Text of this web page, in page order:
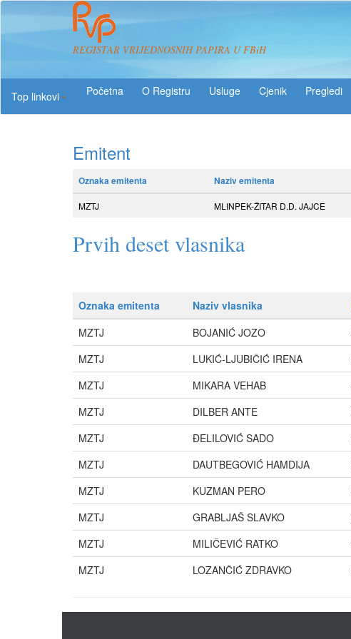
REGISTAR VRIJEDNOSNIH PAPIRA U FBiH
Top linkovi
O Registru Usluge Pregledi
Emitent
Oznaka emitenta Naziv emitenta
MZTJ MLINPEK-ŽITAR D.D. JAJCE
Prvih deset vlasnika
Oznaka emitenta Naziv vlasnika
MZTJ
BOJANIĆ JOZO
MZTJ
LUKIĆ-LJUBIČIĆ IRENA
MZTJ
MIKARA VEHAB
MZTJ
DILBER ANTE
MZTJ
ĐELILOVIĆ SADO
MZTJ
DAUTBEGOVIĆ HAMDIJA
MZTJ
KUZMAN PERO
MZTJ
GRABLJAŠ SLAVKO
MZTJ
MILIČEVIĆ RATKO
MZTJ
LOZANČIĆ ZDRAVKO